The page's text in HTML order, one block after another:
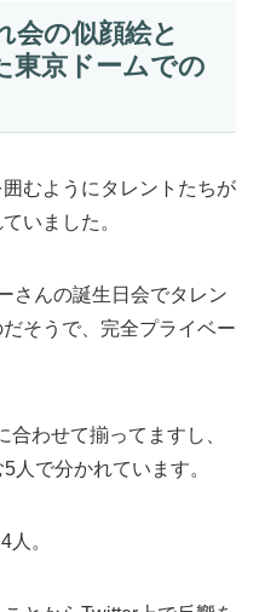
会の似顔絵と
東京ドームでの
むようにタレントたちが
いました。
さんの誕生日会でタレン
そうで、完全プライベー
わせて揃ってますし、
人で分かれています。
。